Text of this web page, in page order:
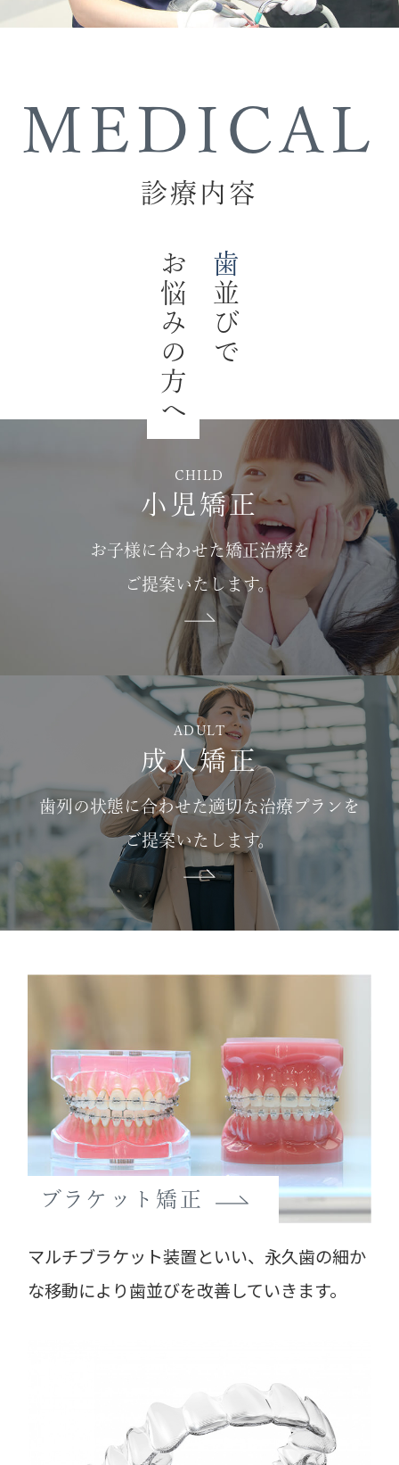
MEDICAL
診療内容
歯
並びで
お悩みの方へ
CHILD
小児矯正
お子様に合わせた矯正治療を
ご提案いたします。
ADULT
成人矯正
歯列の状態に合わせた適切な治療プランを
ご提案いたします。
ブラケット矯正
マルチブラケット装置といい、永久歯の細か
な移動により歯並びを改善していきます。